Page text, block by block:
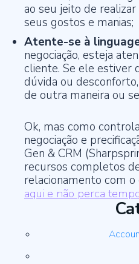
ao seu jeito de
seus gostos e manias;
Atente-se à
negociação, esteja
cliente. Se ele estiver
dúvida ou
de outra maneira ou
Ok, mas como
negociação e
Gen & CRM
recursos completos
relacionamento com o
aqui e não perca